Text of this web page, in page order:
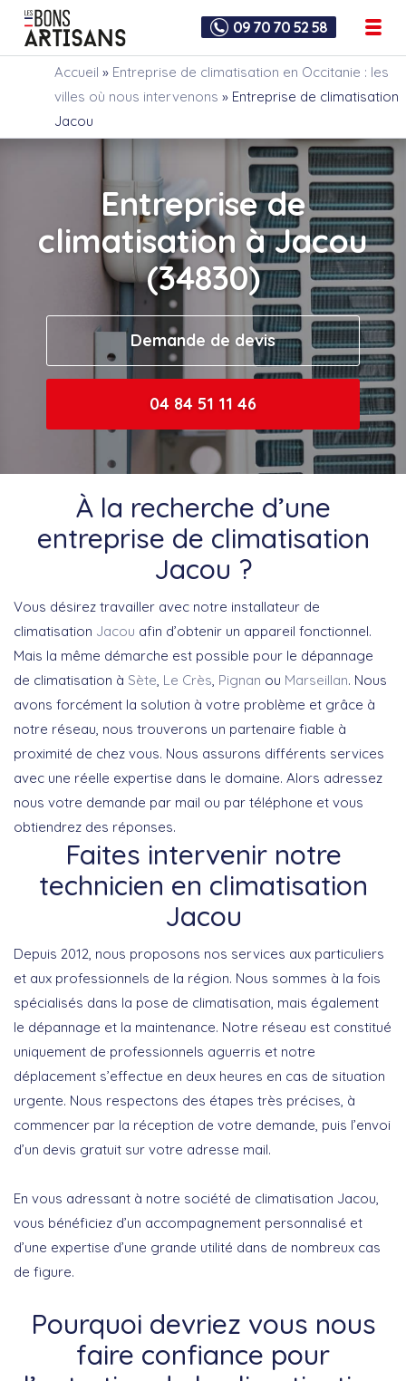
09 70 70 52 58
Accueil » Entreprise de climatisation en Occitanie : les
villes où nous intervenons » Entreprise de climatisation
Jacou
Entreprise de
climatisation à Jacou
(34830)
Demande de devis
04 84 51 11 46
À la recherche d’une
entreprise de climatisation
Jacou ?
Vous désirez travailler avec notre installateur de
climatisation Jacou afin d’obtenir un appareil fonctionnel.
Mais la même démarche est possible pour le dépannage
de climatisation à Sète Le Crès Pignan ou Marseillan. Nous
avons forcément la solution à votre problème et grâce à
notre réseau, nous trouverons un partenaire fiable à
proximité de chez vous. Nous assurons différents services
avec une réelle expertise dans le domaine. Alors adressez
nous votre demande par mail ou par téléphone et vous
obtiendrez des réponses.
Faites intervenir notre
technicien en climatisation
Jacou
Depuis 2012, nous proposons nos services aux particuliers
et aux professionnels de la région. Nous sommes à la fois
spécialisés dans la pose de climatisation, mais également
le dépannage et la maintenance. Notre réseau est constitué
uniquement de professionnels aguerris et notre
déplacement s’effectue en deux heures en cas de situation
urgente. Nous respectons des étapes très précises, à
commencer par la réception de votre demande, puis l’envoi
d’un devis gratuit sur votre adresse mail.
En vous adressant à notre société de climatisation Jacou,
vous bénéficiez d’un accompagnement personnalisé et
d’une expertise d’une grande utilité dans de nombreux cas
de figure.
Pourquoi devriez vous nous
faire confiance pour